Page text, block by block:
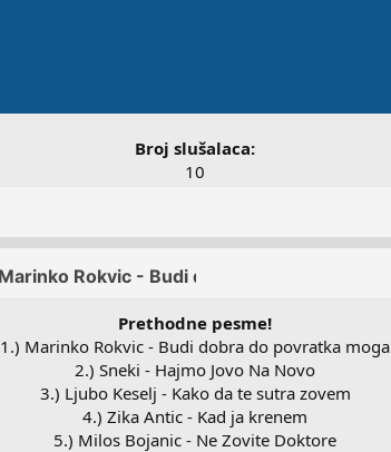
Broj slušalaca:
10
Prethodne pesme!
1.) Marinko Rokvic - Budi dobra do povratka moga
2.) Sneki - Hajmo Jovo Na Novo
3.) Ljubo Keselj - Kako da te sutra zovem
4.) Zika Antic - Kad ja krenem
5.) Milos Bojanic - Ne Zovite Doktore